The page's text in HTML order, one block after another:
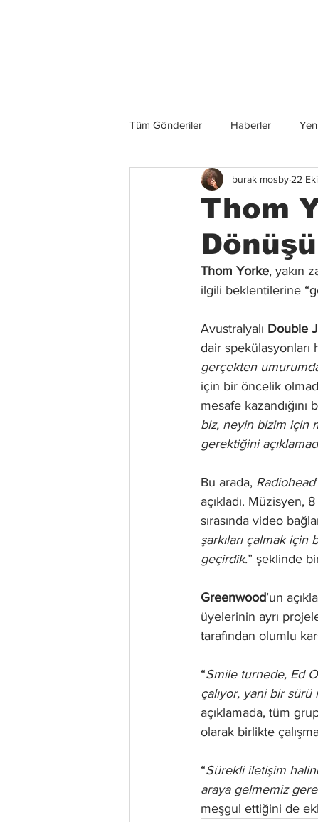
Tüm Gönderiler Haberler
Grup İncelemeleri Konserler
Thom
burak mosby 22
Thom Yorke, yakın
ilgili beklentilerine
Avustralyalı Double J
dair spekülasyonları
gerçekten
için bir öncelik
mesafe kazandığını
biz, neyin bizim için
gerektiğini
Bu arada, Radiohead
açıkladı. Müzisyen,
sırasında video
şarkıları çalmak
geçirdik.” şeklinde
Greenwood’un
üyelerinin ayrı
tarafından olumlu
“Smile turnede, Ed
çalıyor, yani bir sürü
açıklamada, tüm
olarak birlikte
“Sürekli iletişim
araya gelmemiz
meşgul ettiğini de